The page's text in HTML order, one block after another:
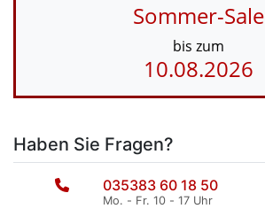
Sommer-Sale
bis zum
10.08.2026
Haben Sie Fragen?
035383 60 18 50
Mo. - Fr. 10 - 17 Uhr